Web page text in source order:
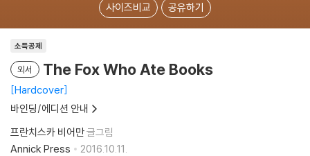
사이즈비교 공유하기
소득공제
외서 The Fox Who Ate Books
Hardcover
바인딩/에디션 안내
프란치스카 비어만글그림
Annick Press
2016.10.11.